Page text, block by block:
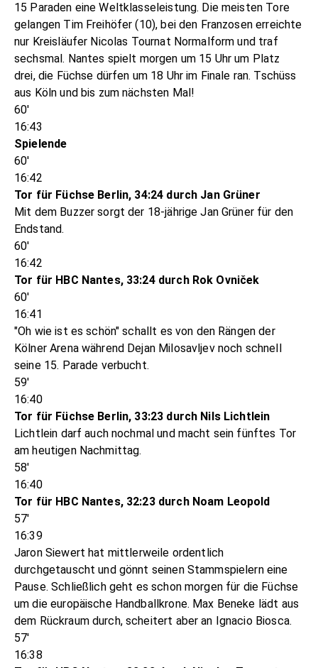
15 Paraden eine Weltklasseleistung. Die meisten Tore
gelangen Tim Freihöfer (10), bei den Franzosen erreichte
nur Kreisläufer Nicolas Tournat Normalform und traf
sechsmal. Nantes spielt morgen um 15 Uhr um Platz
drei, die Füchse dürfen um 18 Uhr im Finale ran. Tschüss
aus Köln und bis zum nächsten Mal!
60'
16:43
Spielende
60'
16:42
Tor für Füchse Berlin, 34:24 durch Jan Grüner
Mit dem Buzzer sorgt der 18-jährige Jan Grüner für den
Endstand.
60'
16:42
Tor für HBC Nantes, 33:24 durch Rok Ovniček
60'
16:41
"Oh wie ist es schön" schallt es von den Rängen der
Kölner Arena während Dejan Milosavljev noch schnell
seine 15. Parade verbucht.
59'
16:40
Tor für Füchse Berlin, 33:23 durch Nils Lichtlein
Lichtlein darf auch nochmal und macht sein fünftes Tor
am heutigen Nachmittag.
58'
16:40
Tor für HBC Nantes, 32:23 durch Noam Leopold
57'
16:39
Jaron Siewert hat mittlerweile ordentlich
durchgetauscht und gönnt seinen Stammspielern eine
Pause. Schließlich geht es schon morgen für die Füchse
um die europäische Handballkrone. Max Beneke lädt aus
dem Rückraum durch, scheitert aber an Ignacio Biosca.
57'
16:38